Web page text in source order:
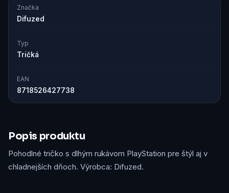
Značka
Difuzed
Typ
Tričká
EAN
8718526427738
Popis produktu
Pohodlné tričko s dlhým rukávom PlayStation pre štýl aj v
chladnejších dňoch. Výrobca: Difuzed.